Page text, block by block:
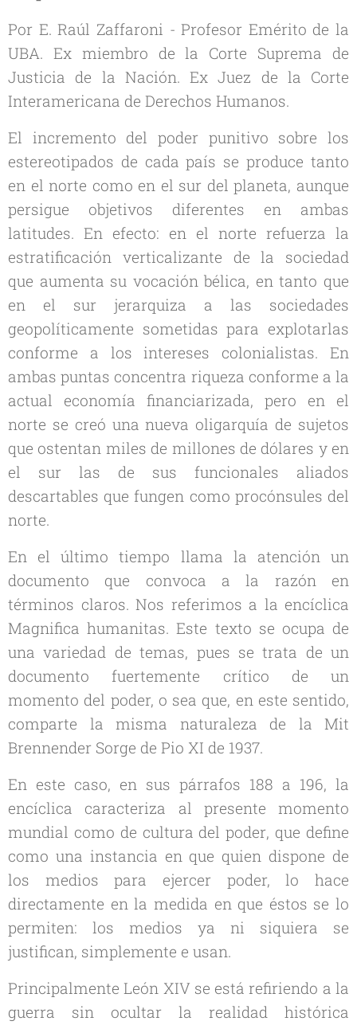
Por E. Raúl Zaffaroni - Profesor Emérito de la
UBA. Ex miembro de la Corte Suprema de
Justicia de la Nación. Ex Juez de la Corte
Interamericana de Derechos Humanos.
El incremento del poder punitivo sobre los
estereotipados de cada país se produce tanto
en el norte como en el sur del planeta, aunque
persigue objetivos diferentes en ambas
latitudes. En efecto: en el norte refuerza la
estratificación verticalizante de la sociedad
que aumenta su vocación bélica, en tanto que
en el sur jerarquiza a las sociedades
geopolíticamente sometidas para explotarlas
conforme a los intereses colonialistas. En
ambas puntas concentra riqueza conforme a la
actual economía financiarizada, pero en el
norte se creó una nueva oligarquía de sujetos
que ostentan miles de millones de dólares y en
el sur las de sus funcionales aliados
descartables que fungen como procónsules del
norte.
En el último tiempo llama la atención un
documento que convoca a la razón en
términos claros. Nos referimos a la encíclica
Magnifica humanitas. Este texto se ocupa de
una variedad de temas, pues se trata de un
documento fuertemente crítico de un
momento del poder, o sea que, en este sentido,
comparte la misma naturaleza de la Mit
Brennender Sorge de Pio XI de 1937.
En este caso, en sus párrafos 188 a 196, la
encíclica caracteriza al presente momento
mundial como de cultura del poder, que define
como una instancia en que quien dispone de
los medios para ejercer poder, lo hace
directamente en la medida en que éstos se lo
permiten: los medios ya ni siquiera se
justifican, simplemente e usan.
Principalmente León XIV se está refiriendo a la
guerra sin ocultar la realidad histórica